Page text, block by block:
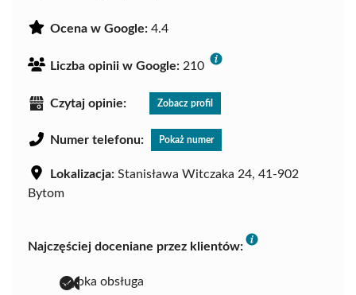
Ocena w Google: 4.4
Liczba opinii w Google: 210
Czytaj opinie: Zobacz profil
Numer telefonu: Pokaż numer
Lokalizacja: Stanisława Witczaka 24, 41-902
Bytom
Najczęściej doceniane przez klientów:
szybka obsługa